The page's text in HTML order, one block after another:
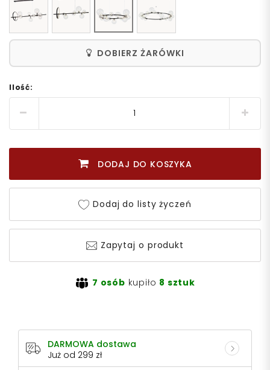
DOBIERZ ŻARÓWKI
Ilość:
DODAJ DO KOSZYKA
Dodaj do listy życzeń
Zapytaj o produkt
7 osób kupiło 8 sztuk
DARMOWA dostawa
Już od 299 zł